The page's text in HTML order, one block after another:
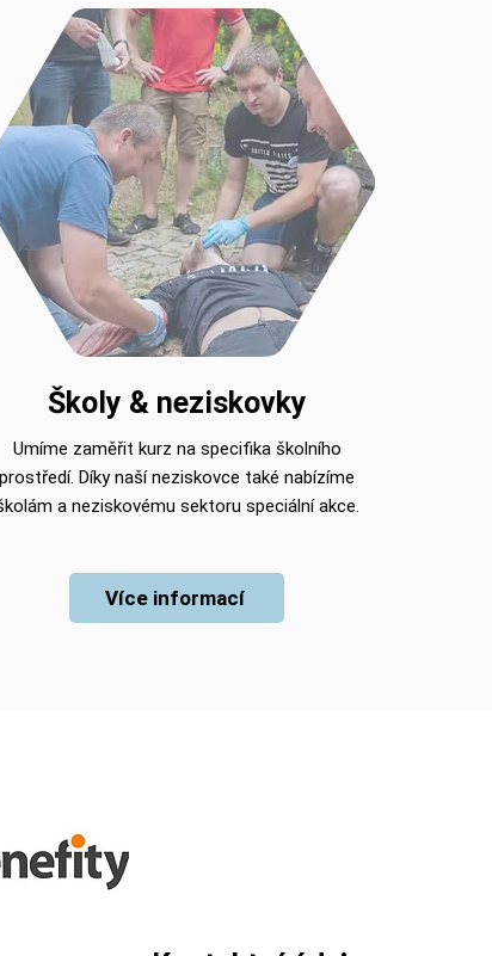
Školy & neziskovky
Umíme zaměřit kurz na specifika školního
prostředí. Díky naší neziskovce také nabízíme
a neziskovému sektoru speciální akce.
Více informací